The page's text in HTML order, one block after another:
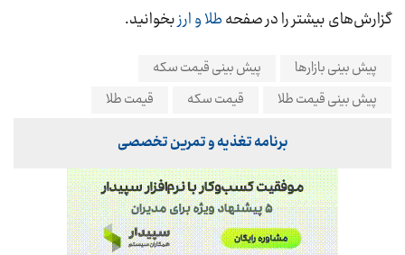
گزارش‌های بیشتر را در صفحهطلا و ارزبخوانید.
پیش بینی بازارها
پیش بینی قیمت سکه
پیش بینی قیمت طلا
قیمت سکه قیمت طلا
برنامه تغذیه و تمرین تخصصی